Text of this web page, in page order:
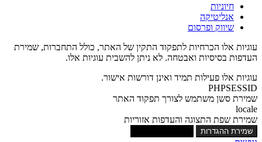
חיוניות
אנליטיקה
שיווק ופרסום
עוגיות אלו הכרחיות לתפקוד התקין של האתר, כולל התחברות, שמירת
העדפות בסיסיות ואבטחה. לא ניתן להשבית עוגיות אלו.
עוגיות אלו פעילות תמיד ואינן דורשות אישור.
PHPSESSID
שמירת סשן משתמש לצורך תפקוד האתר
locale
שמירת שפת התצוגה והעדפות אזוריות
שמירת ההגדרות